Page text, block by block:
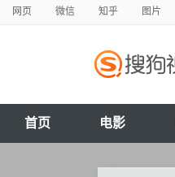
网页 微信 知乎 图片
首页 电影